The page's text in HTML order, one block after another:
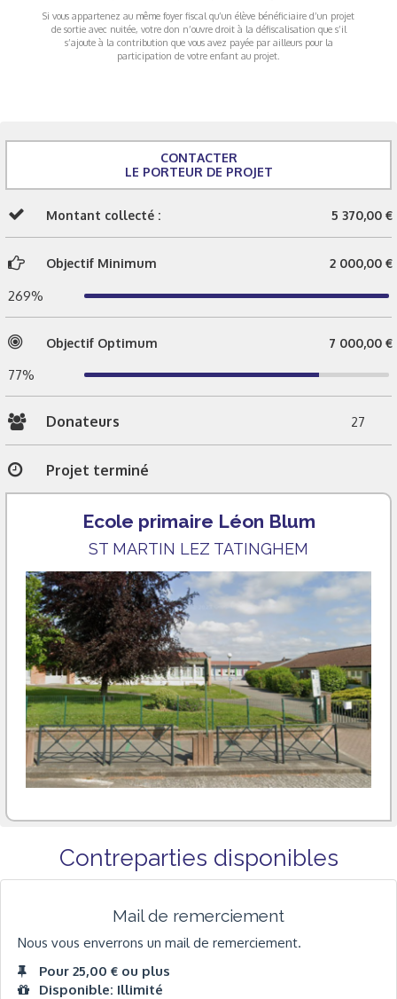
Si vous appartenez au même foyer fiscal qu’un élève bénéficiaire d’un projet
de sortie avec nuitée, votre don n’ouvre droit à la défiscalisation que s’il
s’ajoute à la contribution que vous avez payée par ailleurs pour la
participation de votre enfant au projet.
CONTACTER
LE PORTEUR DE PROJET
Montant collecté : 5 370,00 €
Objectif Minimum 2 000,00 €
269%
Objectif Optimum 7 000,00 €
77%
Donateurs 27
Projet terminé
Ecole primaire Léon Blum
ST MARTIN LEZ TATINGHEM
Contreparties disponibles
Mail de remerciement
Nous vous enverrons un mail de remerciement.
Pour 25,00 € ou plus
Disponible: Illimité